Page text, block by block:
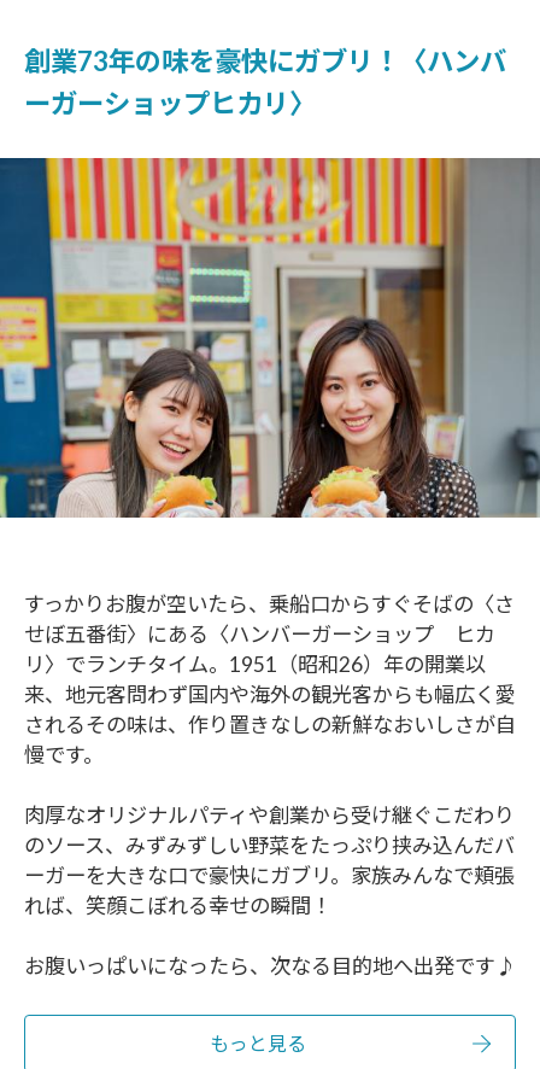
創業73年の味を豪快にガブリ！〈ハンバ
ーガーショップヒカリ〉
すっかりお腹が空いたら、乗船口からすぐそばの〈さ
せぼ五番街〉にある〈ハンバーガーショップ ヒカ
リ〉でランチタイム。1951（昭和26）年の開業以
来、地元客問わず国内や海外の観光客からも幅広く愛
されるその味は、作り置きなしの新鮮なおいしさが自
慢です。
肉厚なオリジナルパティや創業から受け継ぐこだわり
のソース、みずみずしい野菜をたっぷり挟み込んだバ
ーガーを大きな口で豪快にガブリ。家族みんなで頬張
れば、笑顔こぼれる幸せの瞬間！
お腹いっぱいになったら、次なる目的地へ出発です♪
もっと見る